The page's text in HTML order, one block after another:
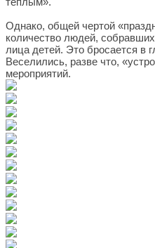
Однако, общей чертой
количество людей,
лица детей. Это бросается в
Веселились, разве что,
мероприятий.